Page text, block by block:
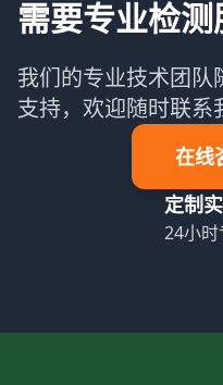
需要专业检测
我们的专业技术团队
支持，欢迎随时联系
在线
定制
24小